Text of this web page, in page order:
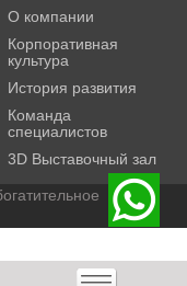
О компании
Корпоративная
культура
История развития
Команда
специалистов
3D Выставочный зал